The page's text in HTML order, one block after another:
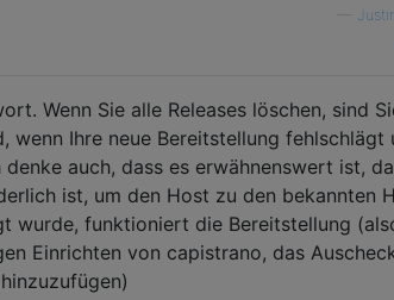
Wenn Sie alle Releases löschen, sind
wenn Ihre neue Bereitstellung fehlschlägt
auch, dass es erwähnenswert ist,
ist, um den Host zu den bekannten
wurde, funktioniert die Bereitstellung
Einrichten von capistrano, das